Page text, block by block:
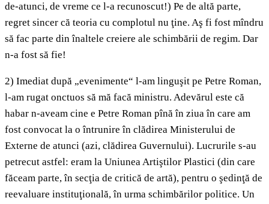
de-atunci, de vreme ce l-a recunoscut!) Pe de altă parte,
regret sincer că teoria cu complotul nu ţine. Aş fi fost mîndru
să fac parte din înaltele creiere ale schimbării de regim. Dar
n-a fost să fie!
2) Imediat după „evenimente“ l-am linguşit pe Petre Roman,
l-am rugat onctuos să mă facă ministru. Adevărul este că
habar n-aveam cine e Petre Roman pînă în ziua în care am
fost convocat la o întrunire în clădirea Ministerului de
Externe de atunci (azi, clădirea Guvernului). Lucrurile s-au
petrecut astfel: eram la Uniunea Artiştilor Plastici (din care
făceam parte, în secţia de critică de artă), pentru o şedinţă de
reevaluare instituţională, în urma schimbărilor politice. Un